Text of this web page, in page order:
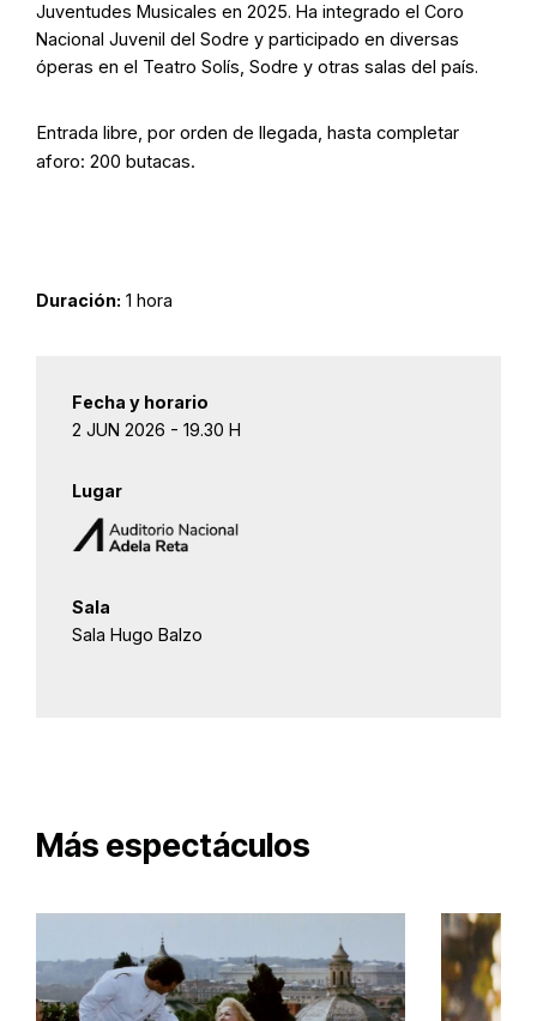
Juventudes Musicales en 2025. Ha integrado el Coro
Nacional Juvenil del Sodre y participado en diversas
óperas en el Teatro Solís, Sodre y otras salas del país.
Entrada libre, por orden de llegada, hasta completar
aforo: 200 butacas.
Duración: 1 hora
Fecha y horario
2 JUN 2026 - 19.30 H
Lugar
Sala
Sala Hugo Balzo
Más espectáculos